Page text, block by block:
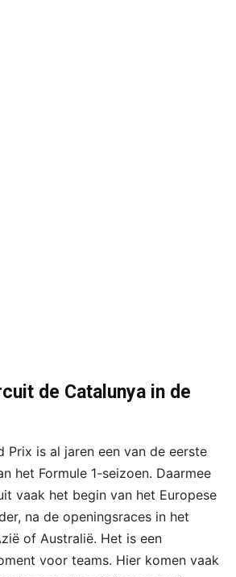
de Catalunya in de
Prix is al jaren een van de eerste
het Formule 1-seizoen. Daarmee
vaak het begin van het Europese
na de openingsraces in het
of Australië. Het is een
voor teams. Hier komen vaak